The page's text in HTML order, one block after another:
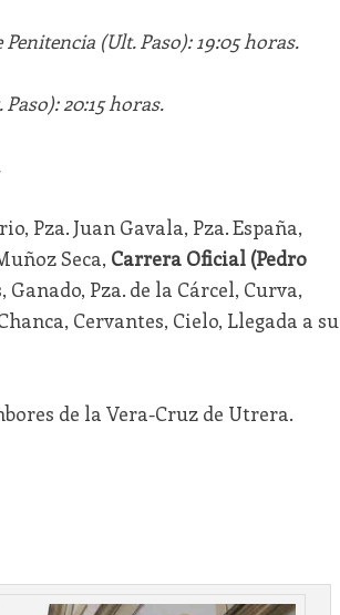
(Ult. Paso): 19:05 horas.
20:15 horas.
Pza. Juan Gavala, Pza. España,
Seca, Carrera Oficial (Pedro
Pza. de la Cárcel, Curva,
Cervantes, Cielo, Llegada a su
de la Vera-Cruz de Utrera.